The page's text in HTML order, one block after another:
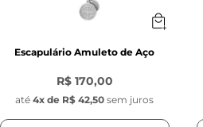
Escapulário Amuleto de Aço
R$ 170,00
até 4x de R$ 42,50 sem juros